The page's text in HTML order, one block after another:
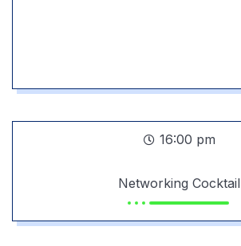
16:00 pm
Networking Cocktail